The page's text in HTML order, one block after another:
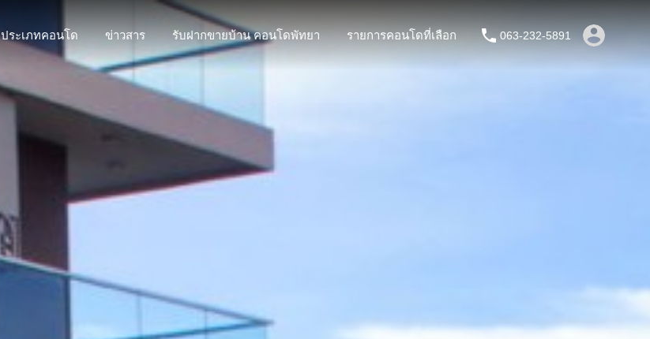
ประเภทคอนโด ข่าวสาร รับฝากขายบ้าน คอนโดพัทยา รายการคอนโดที่เลือก 063-232-5891